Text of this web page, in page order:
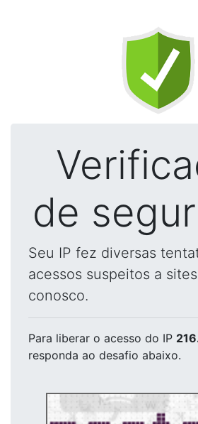
de
Seu IP fez diversas
acessos suspeitos a
conosco.
Para liberar o acesso do IP
responda ao desafio abaixo.